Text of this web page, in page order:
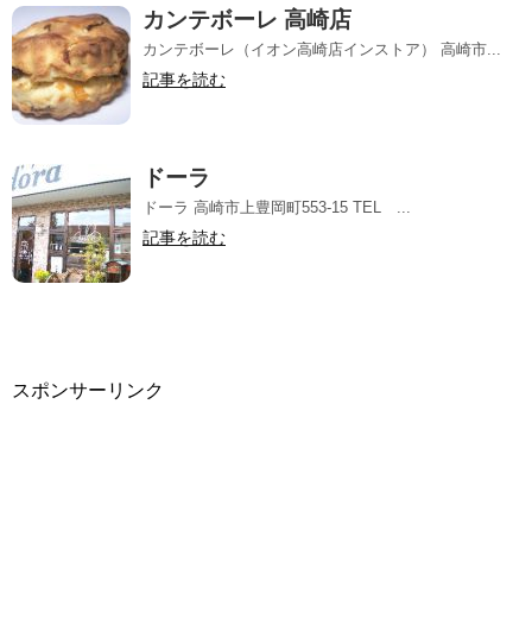
カンテボーレ 高崎店
カンテボーレ（イオン高崎店インストア） 高崎市...
記事を読む
ドーラ
ドーラ 高崎市上豊岡町553-15 TEL ...
記事を読む
スポンサーリンク